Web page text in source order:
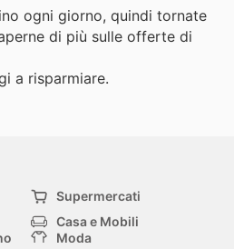
ogni giorno, quindi tornate
di più sulle offerte di
a risparmiare.
Supermercati
Casa e Mobili
Moda